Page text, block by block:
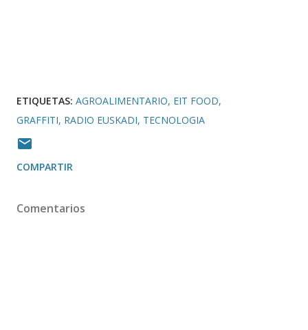
ETIQUETAS: AGROALIMENTARIO EIT FOOD
GRAFFITI RADIO EUSKADI TECNOLOGIA
COMPARTIR
Comentarios